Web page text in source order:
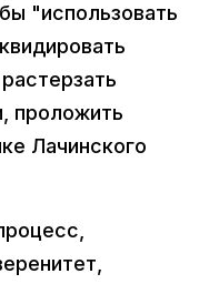
"использовать
проложить
Лачинского